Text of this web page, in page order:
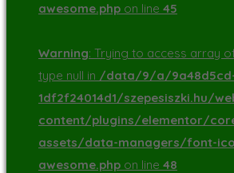
awesome.php on line 45
Warning: Trying to access array
type null in /data/9/a/9a48d5cd-
1df2f24014d1/szepesiszki.hu/
content/plugins/elementor/
assets/data-managers/font-
awesome.php on line 48